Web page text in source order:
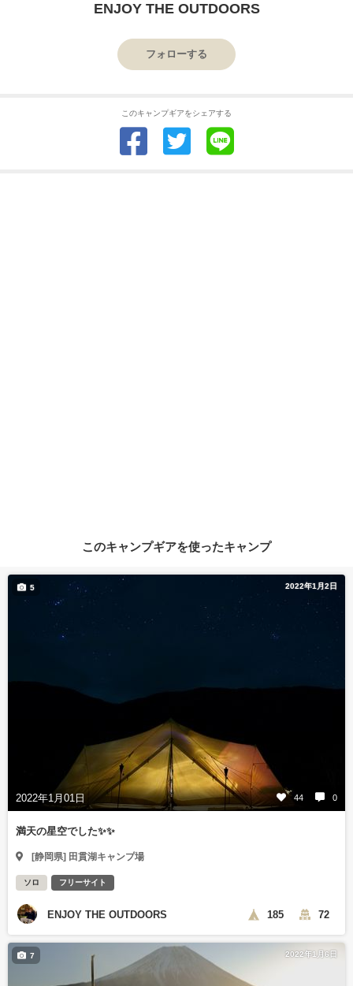
ENJOY THE OUTDOORS
フォローする
このキャンプギアをシェアする
このキャンプギアを使ったキャンプ
2022年1月2日
2022年1月01日 44 0
5
満天の星空でした✨✨
[静岡県] 田貫湖キャンプ場
ソロ フリーサイト
ENJOY THE OUTDOORS 185 72
2022年1月6日
7